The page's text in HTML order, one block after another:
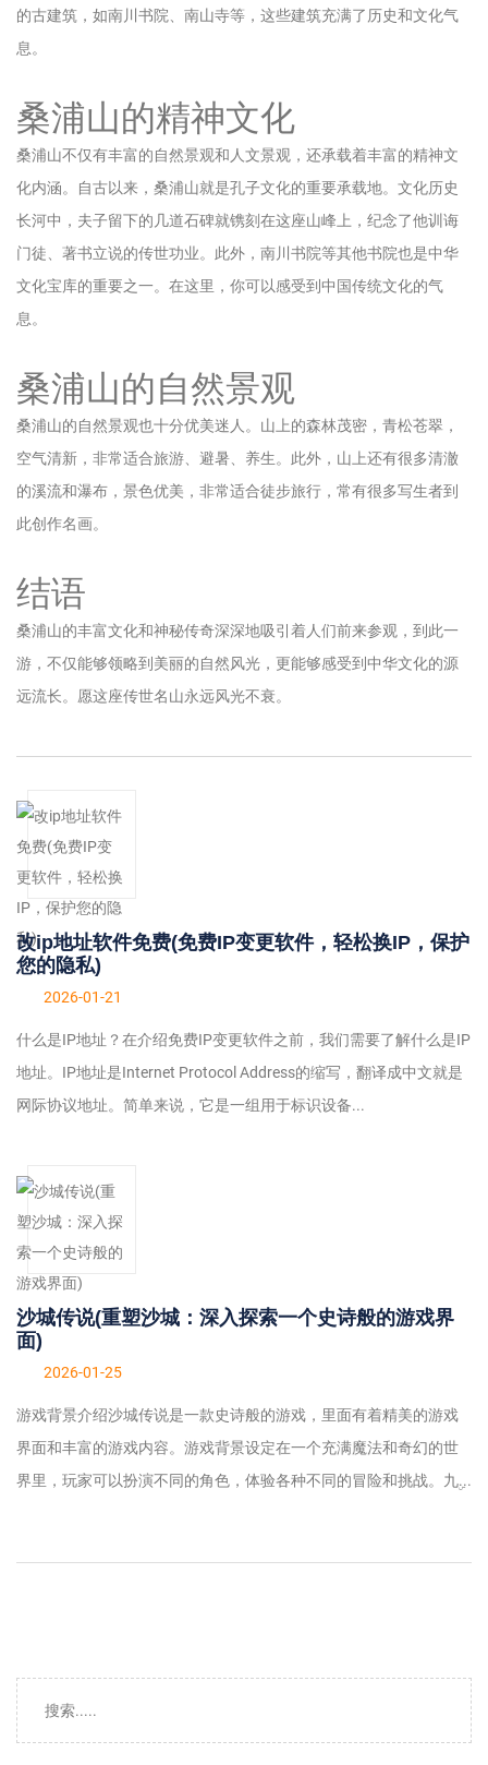
的古建筑，如南川书院、南山寺等，这些建筑充满了历史和文化气
息。
桑浦山的精神文化
桑浦山不仅有丰富的自然景观和人文景观，还承载着丰富的精神文
化内涵。自古以来，桑浦山就是孔子文化的重要承载地。文化历史
长河中，夫子留下的几道石碑就镌刻在这座山峰上，纪念了他训诲
门徒、著书立说的传世功业。此外，南川书院等其他书院也是中华
文化宝库的重要之一。在这里，你可以感受到中国传统文化的气
息。
桑浦山的自然景观
桑浦山的自然景观也十分优美迷人。山上的森林茂密，青松苍翠，
空气清新，非常适合旅游、避暑、养生。此外，山上还有很多清澈
的溪流和瀑布，景色优美，非常适合徒步旅行，常有很多写生者到
此创作名画。
结语
桑浦山的丰富文化和神秘传奇深深地吸引着人们前来参观，到此一
游，不仅能够领略到美丽的自然风光，更能够感受到中华文化的源
远流长。愿这座传世名山永远风光不衰。
改ip地址软件免费(免费IP变更软件，轻松换IP，保护
您的隐私)
2026-01-21
什么是IP地址？在介绍免费IP变更软件之前，我们需要了解什么是IP
地址。IP地址是Internet Protocol Address的缩写，翻译成中文就是
网际协议地址。简单来说，它是一组用于标识设备...
沙城传说(重塑沙城：深入探索一个史诗般的游戏界
面)
2026-01-25
游戏背景介绍沙城传说是一款史诗般的游戏，里面有着精美的游戏
界面和丰富的游戏内容。游戏背景设定在一个充满魔法和奇幻的世
界里，玩家可以扮演不同的角色，体验各种不同的冒险和挑战。九ۣ...